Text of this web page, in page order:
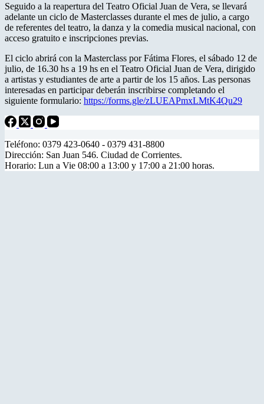
Seguido a la reapertura del Teatro Oficial Juan de Vera, se llevará
adelante un ciclo de Masterclasses durante el mes de julio, a cargo
de referentes del teatro, la danza y la comedia musical nacional, con
acceso gratuito e inscripciones previas.
El ciclo abrirá con la Masterclass por Fátima Flores, el sábado 12 de
julio, de 16.30 hs a 19 hs en el Teatro Oficial Juan de Vera, dirigido
a artistas y estudiantes de arte a partir de los 15 años. Las personas
interesadas en participar deberán inscribirse completando el
siguiente formulario: https://forms.gle/zLUEAPmxLMtK4Qu29
Teléfono: 0379 423-0640 - 0379 431-8800
Dirección: San Juan 546. Ciudad de Corrientes.
Horario: Lun a Vie 08:00 a 13:00 y 17:00 a 21:00 horas.